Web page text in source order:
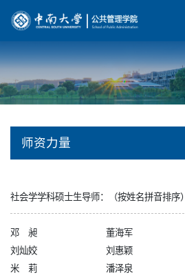
师资力量
社会学学科硕士生导师：（按姓名拼音排序）
邓 昶 董海军
刘灿姣
刘惠颖
米 莉
潘泽泉